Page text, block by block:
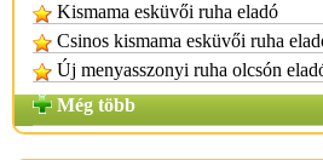
Kismama esküvői ruha eladó
Csinos kismama esküvői ruha
Új menyasszonyi ruha olcsón
Még több